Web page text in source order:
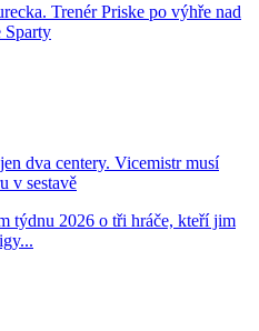
Trenér Priske po výhře nad
Sparty
dva centery. Vicemistr musí
v sestavě
týdnu 2026 o tři hráče, kteří jim